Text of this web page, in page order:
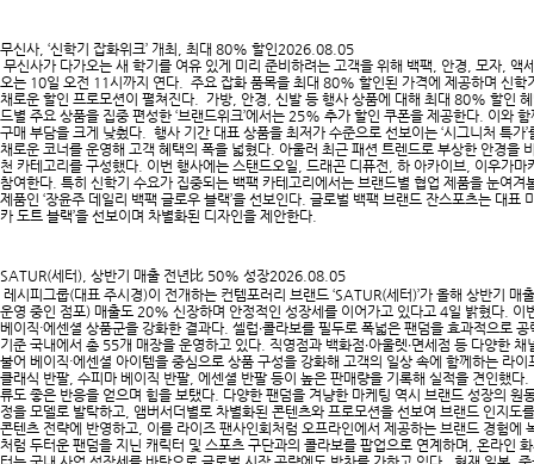
무신사, ‘신학기 잡화위크’ 개최, 최대 80% 할인2026.08.05
무신사가 다가오는 새 학기를 여유 있게 미리 준비하려는 고객을 위해 백팩, 안경, 모자, 액
오는 10일 오전 11시까지 연다. 주요 잡화 품목을 최대 80% 할인된 가격에 제공하며 신학
채로운 할인 프로모션이 펼쳐진다. 가방, 안경, 신발 등 행사 상품에 대해 최대 80% 할인
드별 주요 상품을 집중 편성한 ‘브랜드위크’에서는 25% 추가 할인 쿠폰을 제공한다. 이와
구매 부담을 크게 낮췄다. 행사 기간 대표 상품을 최저가 수준으로 선보이는 ‘시그니처 특
채로운 코너를 운영해 고객 혜택의 폭을 넓혔다. 아울러 최근 패션 트렌드로 부상한 안경을
천 카테고리를 구성했다. 이번 행사에는 스탠드오일, 드래곤 디퓨전, 하 아카이브, 이우가
참여한다. 특히 신학기 수요가 집중되는 백팩 카테고리에서는 브랜드별 협업 제품을 눈여
제품인 ‘장윤주 데일리 백팩 글로우 블랙’을 선보인다. 글로벌 백팩 브랜드 잔스포츠는 대표
카 도트 블랙’을 선보이며 차별화된 디자인을 제안한다.​
SATUR(세터), 상반기 매출 전년比 50% 성장2026.08.05
레시피그룹(대표 주시경)이 전개하는 컨템포러리 브랜드 ‘SATUR(세터)’가 올해 상반기
운영 중인 점포) 매출도 20% 신장하며 안정적인 성장세를 이어가고 있다고 4일 밝혔다. 이
베이직·에센셜 상품군을 강화한 결과다. 셀럽∙콜라보를 필두로 폭넓은 팬덤을 효과적으로
기준 국내에서 총 55개 매장을 운영하고 있다. 직영점과 백화점∙아울렛∙면세점 등 다양한
불어 베이직·에센셜 아이템을 중심으로 상품 구성을 강화해 고객의 일상 속에 함께하는 라
클래식 반팔, 수피마 베이직 반팔, 에센셜 반팔 등이 높은 판매량을 기록해 실적을 견인했다
류도 좋은 반응을 얻으며 힘을 보탰다. 다양한 팬덤을 겨냥한 마케팅 역시 브랜드 성장의 원
정을 모델로 발탁하고, 앰버서더별로 차별화된 콘텐츠와 프로모션을 선보여 브랜드 인지
콘텐츠 전략에 반영하고, 이를 라이즈 팬사인회처럼 오프라인에서 제공하는 브랜드 경험
처럼 두터운 팬덤을 지닌 캐릭터 및 스포츠 구단과의 콜라보를 팝업으로 연계하며, 온라인